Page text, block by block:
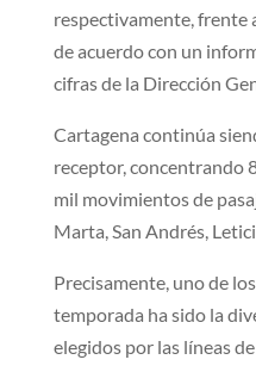
respectivamente, frente
de acuerdo con un
cifras de la Dirección
Cartagena continúa
receptor, concentrando
mil movimientos de
Marta, San Andrés,
Precisamente, uno de
temporada ha sido la
elegidos por las líneas